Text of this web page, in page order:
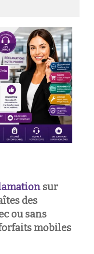
sur
des
ou sans
mobiles